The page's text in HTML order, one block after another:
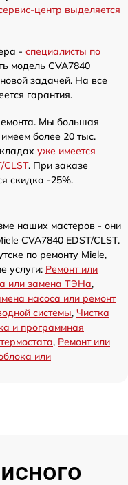
центр выделяется
- специалисты по
модель CVA7840
задачей. На все
гарантия.
Мы большая
более 20 тыс.
уже имеется
CLST. При заказе
скидка -25%.
наших мастеров - они
CVA7840 EDST/CLST.
по ремонту Miele,
услуги: Ремонт или
или замена ТЭНа,
насоса или ремонт
системы, Чистка
и программная
, Ремонт или
или